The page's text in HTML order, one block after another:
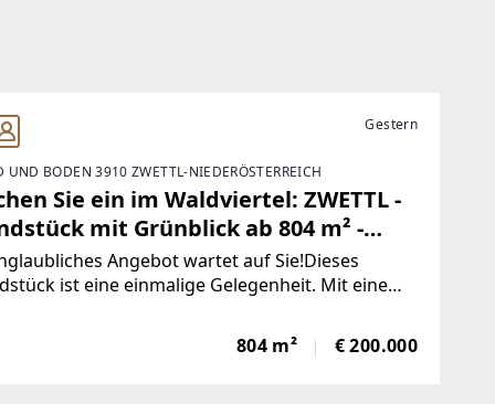
Gestern
UND BODEN 3910 ZWETTL-NIEDERÖSTERREICH
Sie ein im Waldviertel: ZWETTL -
mit Grünblick ab 804 m² -
Angebot wartet auf Sie!Dieses
ist eine einmalige Gelegenheit. Mit einem
Zuhause zu kreieren. Ein herrlicher Ausblick ins
der Ihnen die Möglichkeit gibt,
804 m² € 200.000